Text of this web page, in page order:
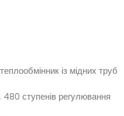
із мідних труб
ступенів регулювання